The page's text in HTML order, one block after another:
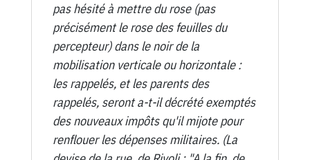
pas hésité à mettre du rose (pas
précisément le rose des feuilles du
percepteur) dans le noir de la
mobilisation verticale ou horizontale :
les rappelés, et les parents des
rappelés, seront a-t-il décrété exemptés
des nouveaux impôts qu'il mijote pour
renflouer les dépenses militaires. (La